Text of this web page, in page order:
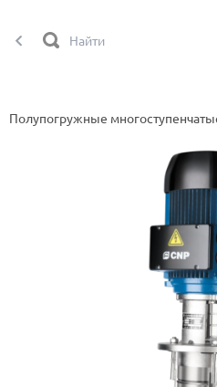
Полупогружные